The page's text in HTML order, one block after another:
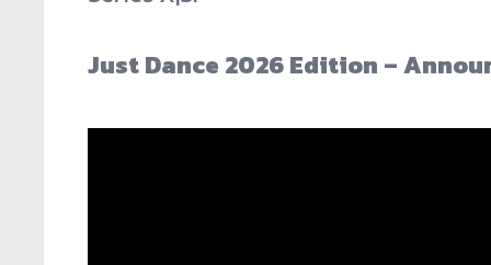
Just Dance 2026 Edition –